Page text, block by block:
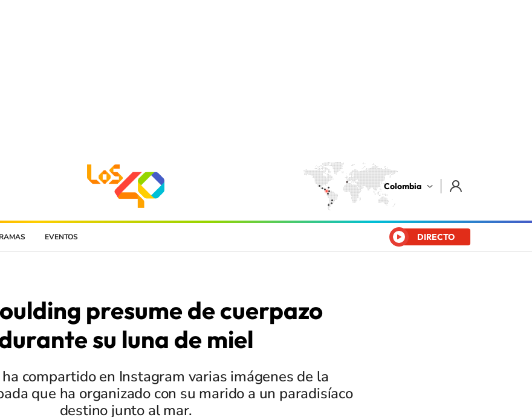
Colombia
EVENTOS DIRECTO
presume de cuerpazo
su luna de miel
compartido en Instagram varias imágenes de la
que ha organizado con su marido a un paradisíaco
destino junto al mar.